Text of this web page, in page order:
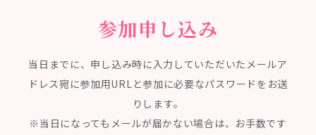
参加申し込み
当日までに、申し込み時に入力していただいたメールア
ドレス宛に参加用URLと参加に必要なパスワードをお送
りします。
※当日になってもメールが届かない場合は、お手数です